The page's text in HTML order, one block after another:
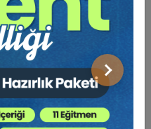
Sonraki
olanı yapmak
organlarının her bir suç
aldığı deilller için liste
esas olarak
birlikte bazı suçlar
ispatlanabilir